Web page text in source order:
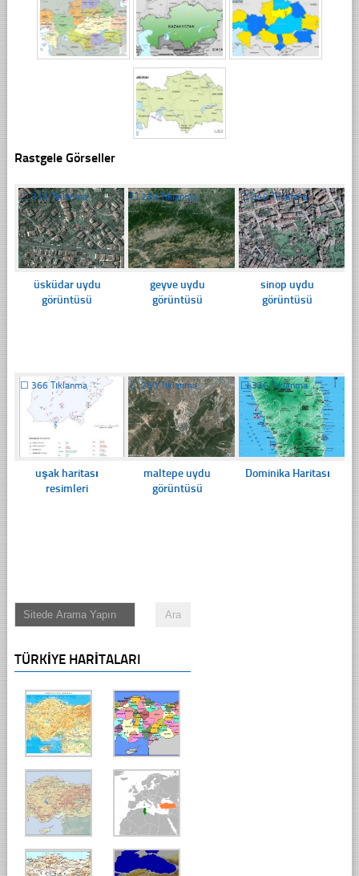
Rastgele Görseller
☐316 Tıklanma
üsküdar uydu
görüntüsü
☐239 Tıklanma
geyve uydu
görüntüsü
☐349 Tıklanma
sinop uydu
görüntüsü
☐ 366 Tıklanma
uşak haritası
resimleri
☐260 Tıklanma
maltepe uydu
görüntüsü
☐336 Tıklanma
Dominika Haritası
TÜRKIYE HARITALARI